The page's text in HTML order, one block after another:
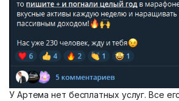
У Артема нет бесплатных услуг. Все